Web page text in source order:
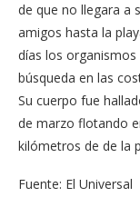
de que no llegara a
amigos hasta la
días los
búsqueda en las
Su cuerpo fue
de marzo flotando
kilómetros de de la
Fuente: El Universal